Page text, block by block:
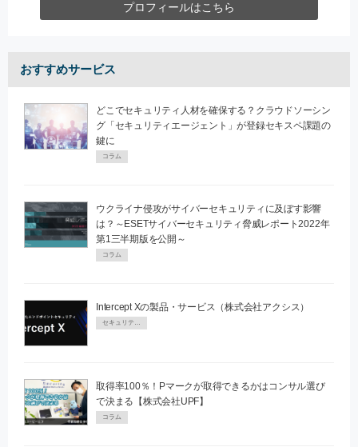
プロフィールはこちら
おすすめサービス
どこでセキュリティ人材を確保する？クラウドソーシン
グ「セキュリティエージェント」が登録セキスペ課題の
鍵に
コラム
ウクライナ侵攻がサイバーセキュリティに及ぼす影響
は？～ESETサイバーセキュリティ脅威レポート2022年
第1三半期版を公開～
コラム
Intercept Xの製品・サービス（株式会社アクシス）
セキュリティPR
取得率100％！Pマークが取得できるかはコンサル選び
で決まる【株式会社UPF】
コラム